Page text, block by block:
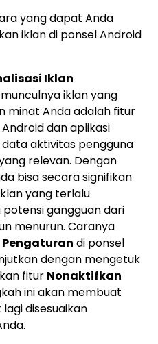
yang dapat Anda
iklan di ponsel Android
Iklan
iklan yang
minat Anda adalah fitur
dan aplikasi
aktivitas pengguna
relevan. Dengan
bisa secara signifikan
yang terlalu
gangguan dari
menurun. Caranya
Pengaturan di ponsel
dengan mengetuk
fitur Nonaktifkan
ini akan membuat
disesuaikan